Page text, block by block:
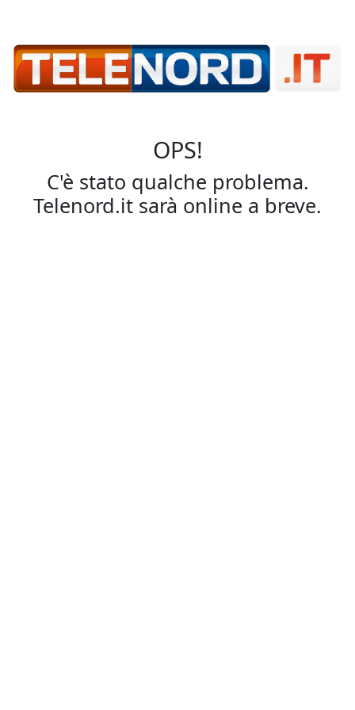
OPS!
C'è stato qualche problema.
Telenord.it sarà online a breve.